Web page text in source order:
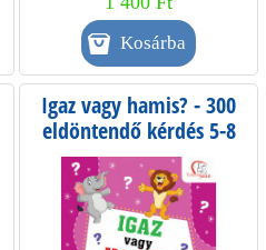
Igaz vagy hamis? - 300
eldöntendő kérdés 5-8
éveseknek